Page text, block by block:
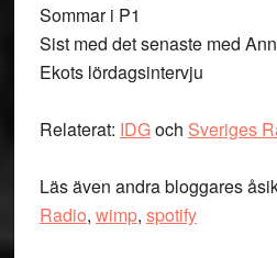
Sommar i P1
Sist med det senaste med
Ekots lördagsintervju
Relaterat: IDGoch Sveriges
Läs även andra bloggares
Radio, wimp, spotify